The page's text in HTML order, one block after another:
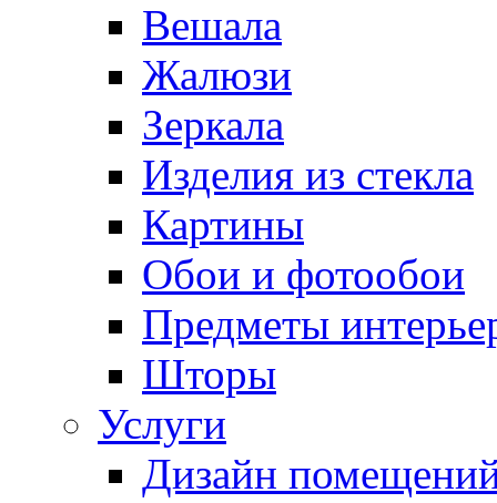
Вешала
Жалюзи
Зеркала
Изделия из стекла
Картины
Обои и фотообои
Предметы
Шторы
Услуги
Дизайн